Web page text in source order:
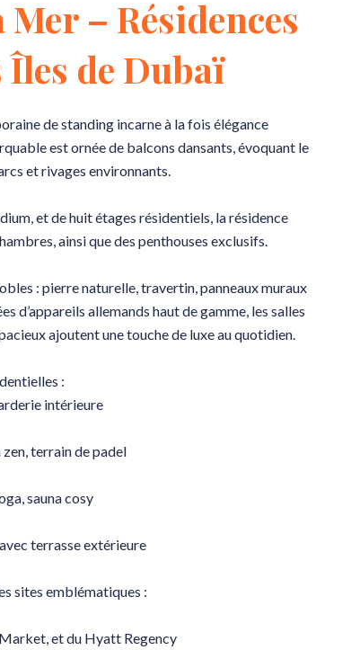
– Résidences
de Dubaï
de standing incarne à la fois élégance
est ornée de balcons dansants, évoquant le
et rivages environnants.
et de huit étages résidentiels, la résidence
ainsi que des penthouses exclusifs.
: pierre naturelle, travertin, panneaux muraux
d’appareils allemands haut de gamme, les salles
ajoutent une touche de luxe au quotidien.
:
intérieure
terrain de padel
sauna cosy
terrasse extérieure
sites emblématiques :
et du Hyatt Regency